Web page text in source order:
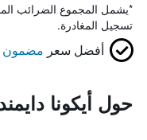
*يشمل المجموع الضرائب
تسجيل المغادرة.
أفضل سعر مضمون
حول أيكونا